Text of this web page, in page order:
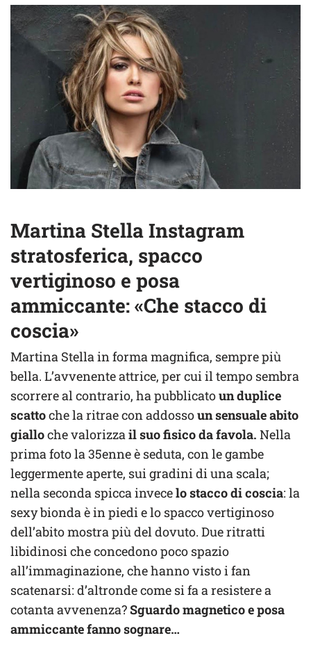
Martina Stella Instagram
stratosferica, spacco
vertiginoso e posa
ammiccante: «Che stacco di
coscia»
Martina Stella in forma magnifica, sempre più
bella. L’avvenente attrice, per cui il tempo sembra
scorrere al contrario, ha pubblicatoun duplice
scattoche la ritrae con addossoun sensuale abito
gialloche valorizza il suo fisico da favola. Nella
prima foto la 35enne è seduta, con le gambe
leggermente aperte, sui gradini di una scala;
nella seconda spicca invecelo stacco di coscia: la
sexy bionda è in piedi e lo spacco vertiginoso
dell’abito mostra più del dovuto. Due ritratti
libidinosi che concedono poco spazio
all’immaginazione, che hanno visto i fan
scatenarsi: d’altronde come si fa a resistere a
cotanta avvenenza?Sguardo magnetico e posa
ammiccante fanno sognare…